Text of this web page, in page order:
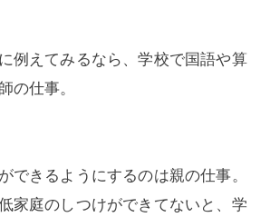
例えてみるなら、学校で国語や算
の仕事。
できるようにするのは親の仕事。
家庭のしつけができてないと、学